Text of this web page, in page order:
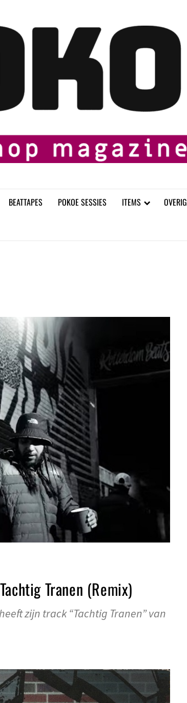
BEATTAPES POKOE SESSIES ITEMS OVERIG
Tranen (Remix)
zijn track “Tachtig Tranen” van